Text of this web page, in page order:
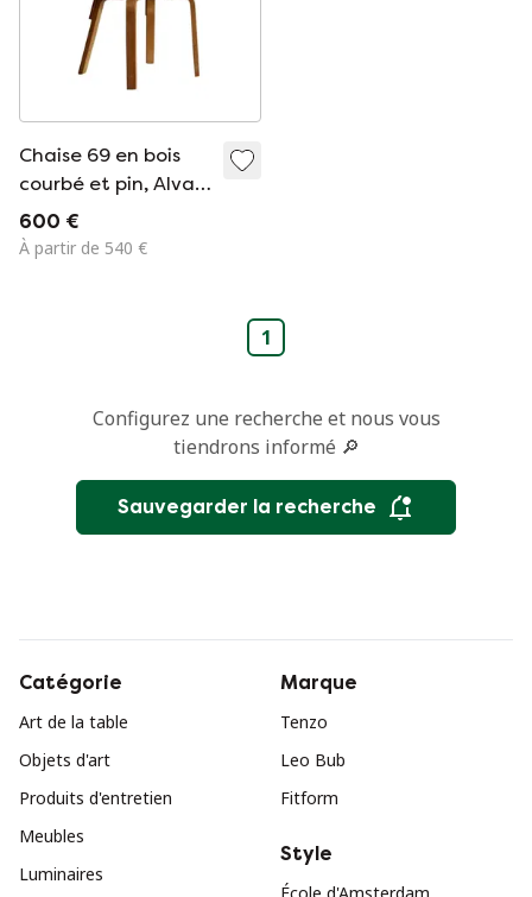
Chaise 69 en bois
courbé et pin, Alvar
AALTO, édition Artek
- 1937
600 €
À partir de 540 €
1
Configurez une recherche et nous vous
tiendrons informé 🔎
Sauvegarder la recherche
Catégorie
Art de la table
Objets d'art
Produits d'entretien
Meubles
Luminaires
Marque
Tenzo
Leo Bub
Fitform
Style